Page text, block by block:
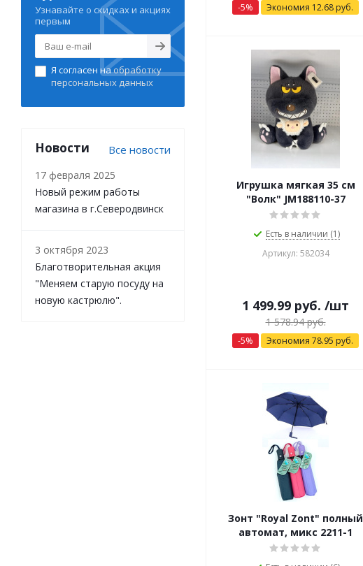
-5% Экономия 12.68 руб.
Игрушка мягкая 35 см
"Волк" JM188110-37
Есть в наличии (1)
Артикул: 582034
1 499.99 руб. /шт
1 578.94руб.
-5% Экономия 78.95 руб.
Зонт "Royal Zont" полный
автомат, микс 2211-1
Узнавайте о скидках и акциях
первым
Я согласен наобработку
персональных данных
Новости Все новости
17 февраля 2025
Новый режим работы
магазина в г.Северодвинск
3 октября 2023
Благотворительная акция
"Меняем старую посуду на
новую кастрюлю".